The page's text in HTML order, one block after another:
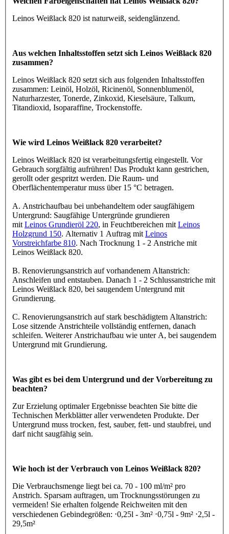
Leinos Weißlack 820 ist naturweiß, seidenglänzend.
Aus welchen Inhaltsstoffen setzt sich Leinos Weißlack 820
zusammen?
Leinos Weißlack 820 setzt sich aus folgenden Inhaltsstoffen
zusammen: Leinöl, Holzöl, Ricinenöl, Sonnenblumenöl,
Naturharzester, Tonerde, Zinkoxid, Kieselsäure, Talkum,
Titandioxid, Isoparaffine, Trockenstoffe.
Wie wird Leinos Weißlack 820 verarbeitet?
Leinos Weißlack 820 ist verarbeitungsfertig eingestellt. Vor
Gebrauch sorgfältig aufrühren! Das Produkt kann gestrichen,
gerollt oder gespritzt werden. Die Raum- und
Oberflächentemperatur muss über 15 °C betragen.
A. Anstrichaufbau bei unbehandeltem oder saugfähigem
Untergrund: Saugfähige Untergründe grundieren
mit Leinos Grundieröl 220, in Feuchtbereichen mit Leinos
Holzgrund 150. Alternativ 1 Auftrag mit Leinos
Vorstreichfarbe 810. Nach Trocknung 1 - 2 Anstriche mit
Leinos Weißlack 820.
B. Renovierungsanstrich auf vorhandenem Altanstrich:
Anschleifen und entstauben. Danach 1 - 2 Schlussanstriche mit
Leinos Weißlack 820, bei saugendem Untergrund mit
Grundierung.
C. Renovierungsanstrich auf stark beschädigtem Altanstrich:
Lose sitzende Anstrichteile vollständig entfernen, danach
schleifen. Weiterer Anstrichaufbau wie unter A, bei saugendem
Untergrund mit Grundierung.
Was gibt es bei dem Untergrund und der Vorbereitung zu
beachten?
Zur Erzielung optimaler Ergebnisse beachten Sie bitte die
Technischen Merkblätter aller verwendeten Produkte. Der
Untergrund muss trocken, fest, sauber, fett- und staubfrei, und
darf nicht saugfähig sein.
Wie hoch ist der Verbrauch von Leinos Weißlack 820?
Die Verbrauchsmenge liegt bei ca. 70 - 100 ml/m² pro
Anstrich. Sparsam auftragen, um Trocknungsstörungen zu
vermeiden! Sie erhalten folgende Reichweiten mit den
verschiedenen Gebindegrößen: ⋅0,25l - 3m² ⋅0,75l - 9m² ⋅2,5l -
29,5m²